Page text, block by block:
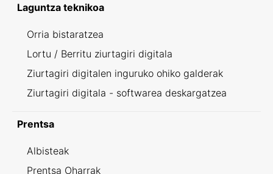
Laguntza teknikoa
Orria bistaratzea
Lortu / Berritu ziurtagiri digitala
Ziurtagiri digitalen inguruko ohiko galderak
Ziurtagiri digitala - softwarea deskargatzea
Prentsa
Albisteak
Prentsa Oharrak